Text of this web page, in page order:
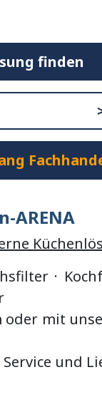
finden
ARENA
·
oder mit
und